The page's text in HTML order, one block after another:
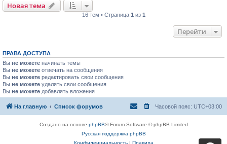
Новая тема
16 тем • Страница 1 из 1
Перейти
ПРАВА ДОСТУПА
Вы не можете начинать темы
Вы не можете отвечать на сообщения
Вы не можете редактировать свои сообщения
Вы не можете удалять свои сообщения
Вы не можете добавлять вложения
На главную Список форумов Часовой пояс: UTC+03:00
Создано на основе phpBB® Forum Software © phpBB Limited
Русская поддержка phpBB
Конфиденциальность| Правила